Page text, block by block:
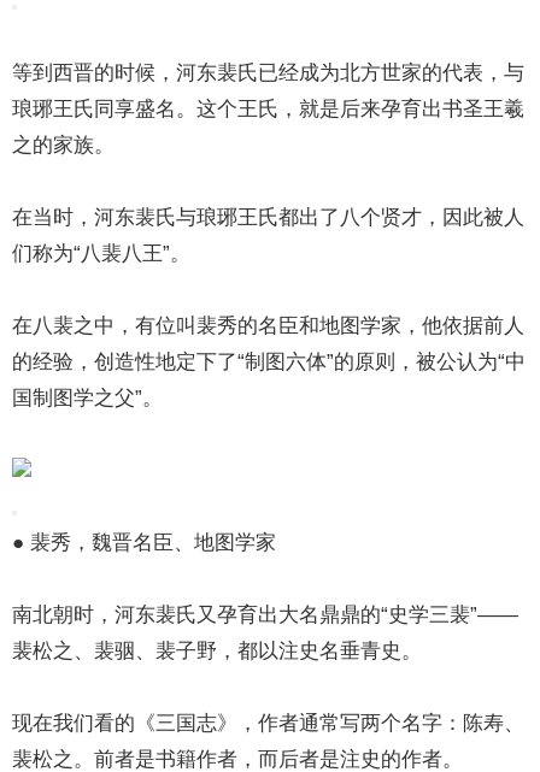
等到西晋的时候，河东裴氏已经成为北方世家的代表，与
琅琊王氏同享盛名。这个王氏，就是后来孕育出书圣王羲
之的家族。
在当时，河东裴氏与琅琊王氏都出了八个贤才，因此被人
们称为“八裴八王”。
在八裴之中，有位叫裴秀的名臣和地图学家，他依据前人
的经验，创造性地定下了“制图六体”的原则，被公认为“中
国制图学之父”。
● 裴秀，魏晋名臣、地图学家
南北朝时，河东裴氏又孕育出大名鼎鼎的“史学三裴”——
裴松之、裴骃、裴子野，都以注史名垂青史。
现在我们看的《三国志》，作者通常写两个名字：陈寿、
裴松之。前者是书籍作者，而后者是注史的作者。